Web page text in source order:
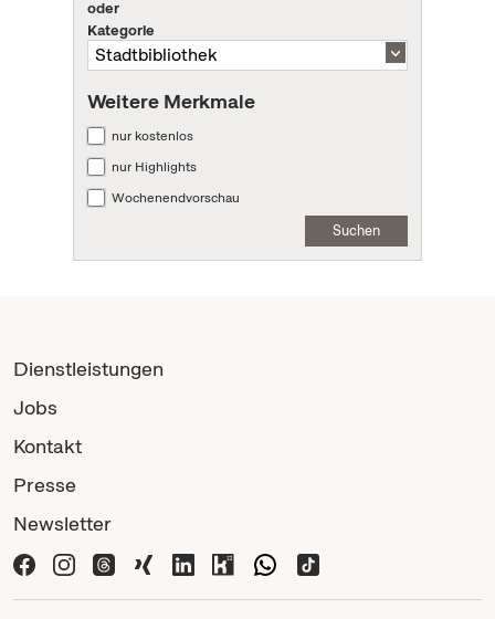
oder
Kategorie
Weitere Merkmale
nur kostenlos
nur Highlights
Wochenendvorschau
Suchen
Dienstleistungen
Jobs
Kontakt
Presse
Newsletter